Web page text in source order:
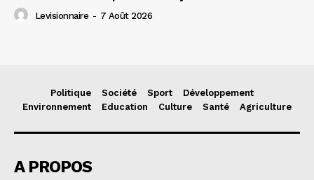
Levisionnaire - 7 Août 2026
Politique Société Sport
Développement
Environnement
Education Culture Santé Agriculture
A PROPOS